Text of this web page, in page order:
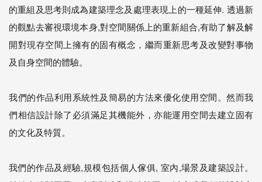
的重組及思考則成為建築理念及處理表現上的一種延伸. 透過新
的觀點去審視環境本身,對空間關係上的重新組合,有助了解及解
開對現存空間上擁有的固有概念，繼而重新思考及改變對事物
及自身空間的體驗。
我們的作品利用系統性及簡易的方法來優化使用空間。然而我
們相信設計除了必須滿足其機能外，亦能運用空間去建立固有
的文化及特質。
我們的作品及經驗,規模包括個人傢俱, 室內,場景及建築設計。